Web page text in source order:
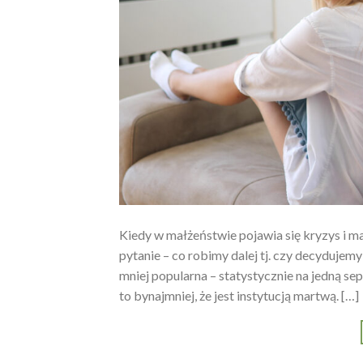
Kiedy w małżeństwie pojawia się kryzys i
pytanie – co robimy dalej tj. czy
mniej popularna – statystycznie na jedną
to bynajmniej, że jest instytucją martwą. […]